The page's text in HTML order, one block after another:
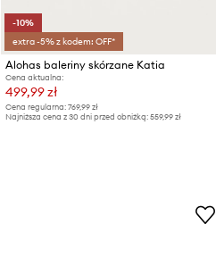
-10%
extra -5% z kodem: OFF*
Alohas baleriny skórzane Katia
Cena aktualna:
499,99 zł
Cena regularna: 769,99 zł
Najniższa cena z 30 dni przed obniżką: 559,99 zł